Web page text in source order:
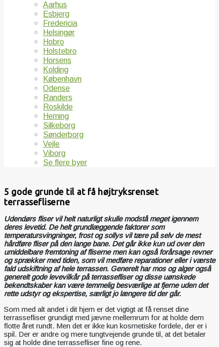
Aarhus
Esbjerg
Fredericia
Helsingør
Hobro
Holstebro
Horsens
Kolding
København
Odense
Randers
Roskilde
Herning
Silkeborg
Sønderborg
Vejle
Viborg
Se flere byer
5 gode grunde til at få højtryksrenset
terrassefliserne
Udendørs fliser vil helt naturligt skulle modstå meget igennem
deres levetid. De helt grundlæggende faktorer som
temperatursvingninger, frost og sollys vil tære på selv de mest
hårdføre fliser på den lange bane. Det går ikke kun ud over den
umiddelbare fremtoning af fliserne men kan også forårsage revner
og sprækker med tiden, som vil medføre reparationer eller i værste
fald udskiftning af hele terrassen. Generelt har mos og alger også
generelt gode levevilkår på terrassefliser og disse uønskede
bekendtskaber kan være temmelig besværlige at fjerne uden det
rette udstyr og ekspertise, særligt jo længere tid der går.
Som med alt andet i dit hjem er det vigtigt at få renset dine
terrassefliser grundigt med jævne mellemrum for at holde dem
flotte året rundt. Men det er ikke kun kosmetiske fordele, der er i
spil. Der er andre og mere tungtvejende grunde til, at det betaler
sig at holde dine terrassefliser fine og rene.